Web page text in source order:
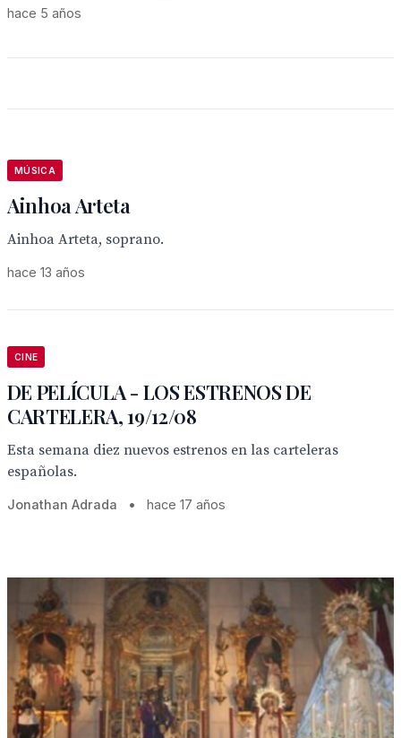
hace 5 años
MÚSICA
Ainhoa Arteta
Ainhoa Arteta, soprano.
hace 13 años
CINE
DE PELÍCULA - LOS ESTRENOS DE
CARTELERA, 19/12/08
Esta semana diez nuevos estrenos en las carteleras
españolas.
Jonathan Adrada • hace 17 años